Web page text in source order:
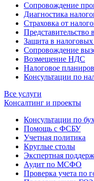
Сопровождение
Диагностика
Страховка от
Представительство
Защита в налоговых
Сопровождение
Возмещение НДС
Налоговое
Консультации по
Все услуги
Консалтинг и проекты
Консультации по
Помощь с ФСБУ
Учетная политика
Круглые столы
Экспертная
Аудит по МСФО
Проверка учета по